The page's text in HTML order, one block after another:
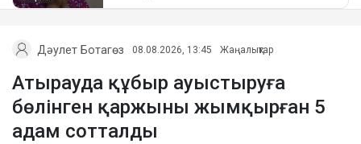
Дәулет Ботагөз 08.08.2026, 13:45 Жаңалықтар
Атырауда құбыр ауыстыруға
бөлінген қаржыны жымқырған 5
адам сотталды